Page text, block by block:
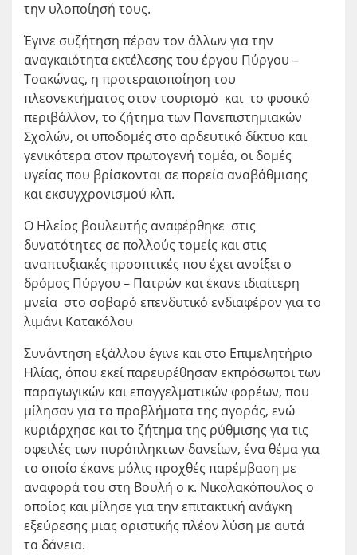
την υλοποίησή τους.
Έγινε συζήτηση πέραν τον άλλων για την
αναγκαιότητα εκτέλεσης του έργου Πύργου –
Τσακώνας, η προτεραιοποίηση του
πλεονεκτήματος στον τουρισμό και το φυσικό
περιβάλλον, το ζήτημα των Πανεπιστημιακών
Σχολών, οι υποδομές στο αρδευτικό δίκτυο και
γενικότερα στον πρωτογενή τομέα, οι δομές
υγείας που βρίσκονται σε πορεία αναβάθμισης
και εκσυγχρονισμού κλπ.
Ο Ηλείος βουλευτής αναφέρθηκε στις
δυνατότητες σε πολλούς τομείς και στις
αναπτυξιακές προοπτικές που έχει ανοίξει ο
δρόμος Πύργου – Πατρών και έκανε ιδιαίτερη
μνεία στο σοβαρό επενδυτικό ενδιαφέρον για το
λιμάνι Κατακόλου
Συνάντηση εξάλλου έγινε και στο Επιμελητήριο
Ηλίας, όπου εκεί παρευρέθησαν εκπρόσωποι των
παραγωγικών και επαγγελματικών φορέων, που
μίλησαν για τα προβλήματα της αγοράς, ενώ
κυριάρχησε και το ζήτημα της ρύθμισης για τις
οφειλές των πυρόπληκτων δανείων, ένα θέμα για
το οποίο έκανε μόλις προχθές παρέμβαση με
αναφορά του στη Βουλή ο κ. Νικολακόπουλος ο
οποίος και μίλησε για την επιτακτική ανάγκη
εξεύρεσης μιας οριστικής πλέον λύση με αυτά
τα δάνεια.